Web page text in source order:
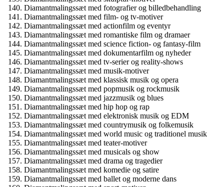
Diamantmalingssæt med fotografier og billedbehandling
Diamantmalingssæt med film- og tv-motiver
Diamantmalingssæt med actionfilm og eventyr
Diamantmalingssæt med romantiske film og dramaer
Diamantmalingssæt med science fiction- og fantasy-film
Diamantmalingssæt med dokumentarfilm og nyheder
Diamantmalingssæt med tv-serier og reality-shows
Diamantmalingssæt med musik-motiver
Diamantmalingssæt med klassisk musik og opera
Diamantmalingssæt med popmusik og rockmusik
Diamantmalingssæt med jazzmusik og blues
Diamantmalingssæt med hip hop og rap
Diamantmalingssæt med elektronisk musik og EDM
Diamantmalingssæt med countrymusik og folkemusik
Diamantmalingssæt med world music og traditionel musik
Diamantmalingssæt med teater-motiver
Diamantmalingssæt med musicals og show
Diamantmalingssæt med drama og tragedier
Diamantmalingssæt med komedie og satire
Diamantmalingssæt med ballet og moderne dans